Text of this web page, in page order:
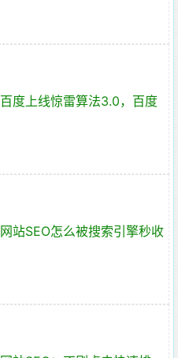
百度上线惊雷算法3.0，百度
网站SEO怎么被搜索引擎秒收